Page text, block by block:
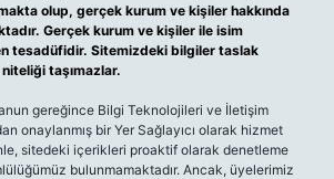
olup, gerçek kurum ve kişiler hakkında
Gerçek kurum ve kişiler ile isim
tesadüfidir. Sitemizdeki bilgiler taslak
taşımazlar.
gereğince Bilgi Teknolojileri ve İletişim
onaylanmış bir Yer Sağlayıcı olarak hizmet
sitedeki içerikleri proaktif olarak denetleme
bulunmamaktadır. Ancak, üyelerimiz